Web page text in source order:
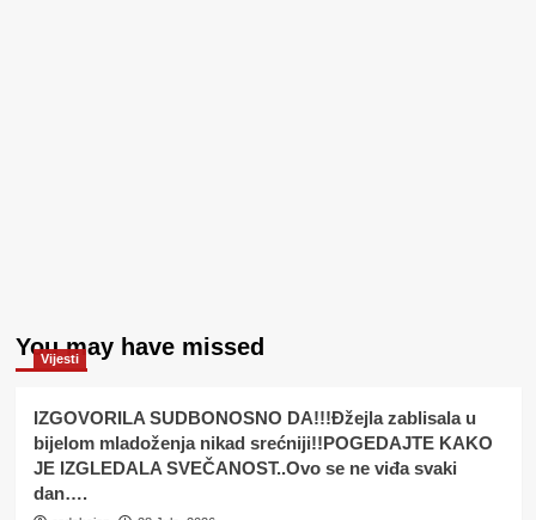
You may have missed
Vijesti
IZGOVORILA SUDBONOSNO DA!!!Đžejla zablisala u
bijelom mladoženja nikad srećniji!!POGEDAJTE KAKO
JE IZGLEDALA SVEČANOST..Ovo se ne viđa svaki
dan….